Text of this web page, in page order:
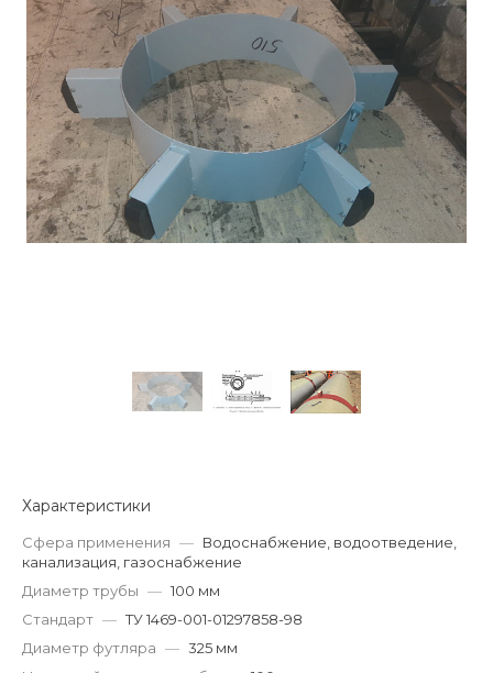
Характеристики
Сфера применения — Водоснабжение, водоотведение,
канализация, газоснабжение
Диаметр трубы — 100 мм
Стандарт — ТУ 1469-001-01297858-98
Диаметр футляра — 325 мм